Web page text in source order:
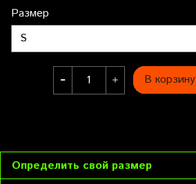
Размер
В корзину
Определить свой размер